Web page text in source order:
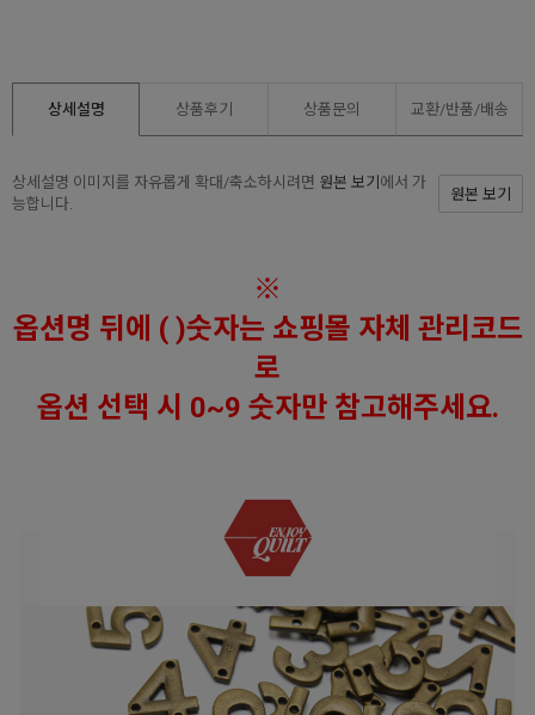
상세설명 상품후기 상품문의 교환/반품/배송
상세설명 이미지를 자유롭게 확대/축소하시려면 원본 보기 에서 가
능합니다.
원본 보기
※
옵션명 뒤에 ( )숫자는 쇼핑몰 자체 관리코드
로
옵션 선택 시 0~9 숫자만 참고해주세요.